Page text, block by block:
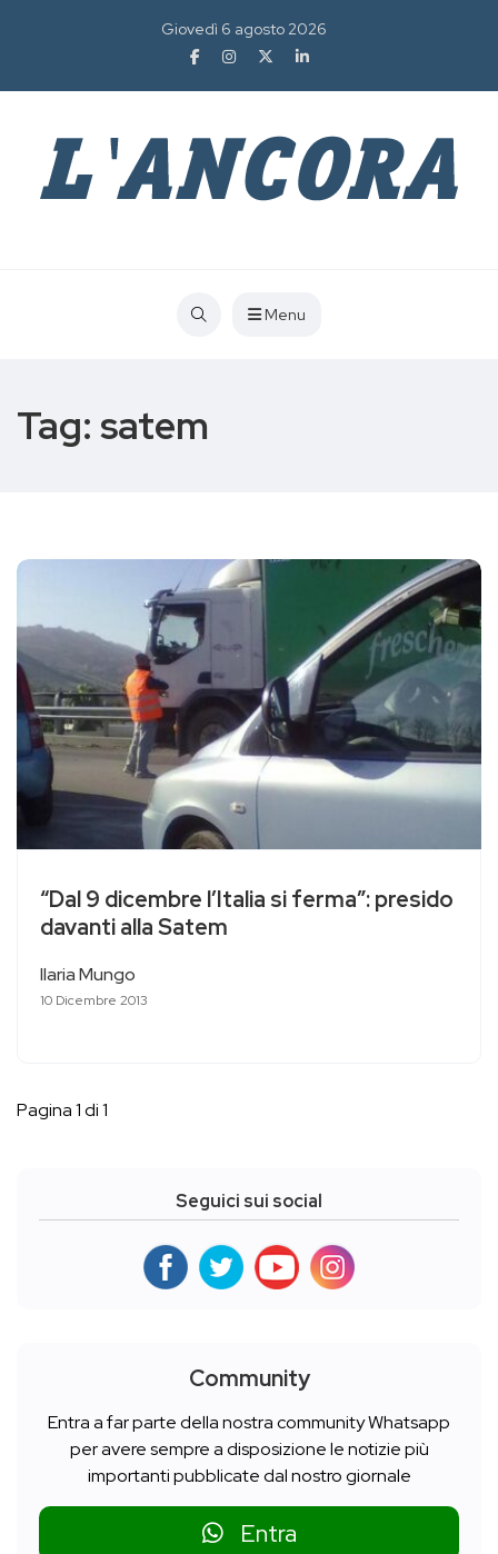
Giovedì 6 agosto 2026
Menu
Tag: satem
“Dal 9 dicembre l’Italia si ferma”: presido
davanti alla Satem
Ilaria Mungo
10 Dicembre 2013
Pagina 1 di 1
Seguici sui social
Community
Entra a far parte della nostra community Whatsapp
per avere sempre a disposizione le notizie più
importanti pubblicate dal nostro giornale
Entra